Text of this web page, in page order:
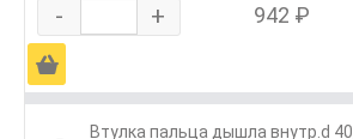
- + 942 ₽
Ä
Втулка пальца дышла внутр.d